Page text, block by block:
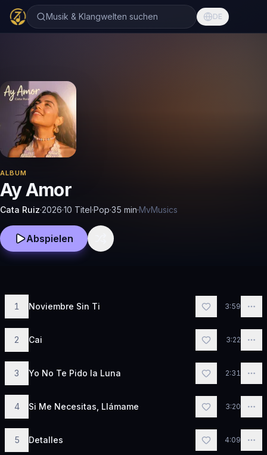
Musik & Klangwelten suchen DE
ALBUM
Ay Amor
Cata Ruiz·2026·10 Titel·Pop·35 min·MvMusics
Abspielen
1 Noviembre Sin Ti 3:59
2 Cai 3:22
3 Yo No Te Pido la Luna 2:31
4 Si Me Necesitas, Llámame 3:20
5 Detalles 4:09